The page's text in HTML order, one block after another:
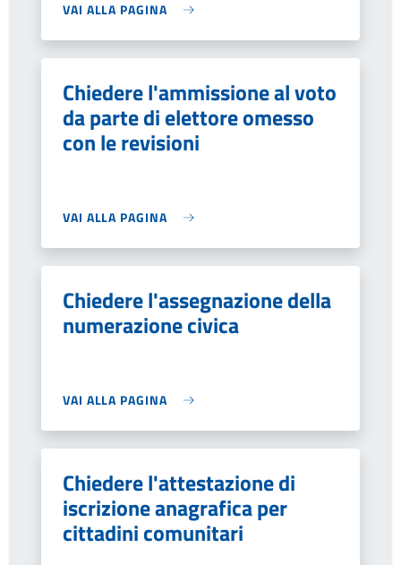
VAI ALLA PAGINA
Chiedere l'ammissione al voto
da parte di elettore omesso
con le revisioni
VAI ALLA PAGINA
Chiedere l'assegnazione della
numerazione civica
VAI ALLA PAGINA
Chiedere l'attestazione di
iscrizione anagrafica per
cittadini comunitari